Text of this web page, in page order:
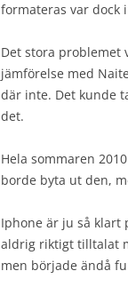
formateras var dock
Det stora problemet
jämförelse med
där inte. Det kunde
det.
Hela sommaren
borde byta ut den,
Iphone är ju så klart
aldrig riktigt tilltalat
men började ändå